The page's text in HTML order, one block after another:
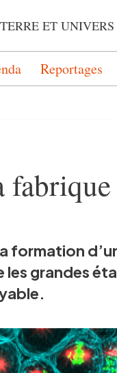
TERRE ET UNIVERS
Reportages
formation
grandes